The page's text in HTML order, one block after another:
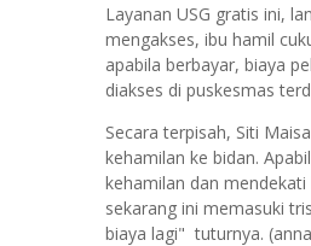
Layanan USG gratis ini,
mengakses, ibu hamil
apabila berbayar, biaya
diakses di puskesmas
Secara terpisah, Siti
kehamilan ke bidan.
kehamilan dan
sekarang ini memasuki
biaya lagi" tuturnya.